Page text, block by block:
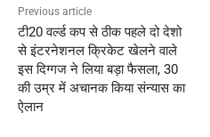
Previous article
टी20 वर्ल्ड कप से ठीक पहले दो देशो
से इंटरनेशनल क्रिकेट खेलने वाले
इस दिग्गज ने लिया बड़ा फैसला, 30
की उम्र में अचानक किया संन्यास का
ऐलान